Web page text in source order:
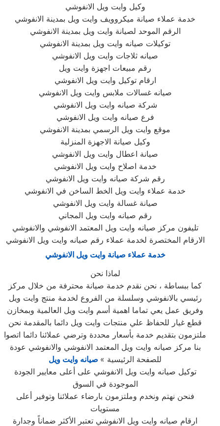
وكيل وايت ويل الانفوشي
خدمة عملاء صيانة ميكروويف وايت ويل بمدينة الانفوشي
الرقم الموحد لصيانة وايت ويل بمدينة الانفوشي
توكيلات صيانه وايت ويل بمدينة الانفوشي
صيانه ثلاجات وايت ويل الانفوشي
رقم مبيعات اجهزة وايت ويل
ارقام توكيل وايت ويل الانفوشي
صيانه غسالات ملابس وايت ويل الانفوشي
شركة صيانه وايت ويل الانفوشي
فرع صيانه وايت ويل الانفوشي
موقع وايت ويل الرسمي بمدينة الانفوشي
وكيل صيانة الاجهزة المنزلية
صيانة اعطال وايت ويل الانفوشي
خدمة اصلاح وايت ويل الانفوشي
رقم شركة صيانه وايت ويل الانفوشي
خدمة عملاء وايت ويل الخط الساخن في الانفوشي
صيانة غسالة وايت ويل الانفوشي
رقم صيانه وايت ويل المجاني
تليفون مركز صيانه وايت ويل المعتمد الانفوشي والانفوشي
الارقام المختصرة لخدمة عملاء رقم صيانه وايت ويل الانفوشي
خدمة عملاء صيانة وايت ويل الانفوشي
لماذا نحن
كما ببساطة ، نحن نقدم خدمة صيانة محترفة من خلال مركز
رئيسي بالانفوشي وسلسلة من الفروع لخدمة منتج وايت ويل
وفريق عمل يعي تماما اهمية أسم وايت ويل العالمية وبمخازن
قطع غيار للحفاظ علي منتجات وايت ويل دائما بالمقدمة نحن
ملتزمون بتقديم خدمة بأسعار محددة وترضي عملائنا دائما اتصوا
بنا مركز صيانه وايت ويل المعتمد الانفوشي والانفوشي عودة
للصفحة الرئيسية » صيانه وايت ويل
توكيل صيانه وايت ويل الانفوشي على أعلى معايير الجودة
الموجودة في السوق
فنحن نهتم ونخدم وملتزمون بارضاء عملائنا وتوفير أعلى
مستويات
ارقام صيانه وايت ويل الانفوشي تعتبر الأكثر ضماناً وجدارة